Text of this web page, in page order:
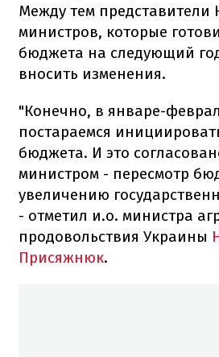
Между тем представители
министров, которые
бюджета на следующий
вносить изменения.
"Конечно, в январе-
постараемся
бюджета. И это
министром - пересмотр
увеличению
- отметил и.о. министра
продовольствия Украины
Присяжнюк.